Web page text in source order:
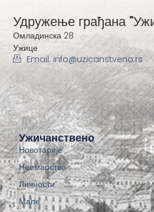
Ужичанствено
Новотарије
Неимарство
Личности
Мапе
Удружење грађана
Омладинска 28
Ужице
Email: info@uzicanstveno.rs